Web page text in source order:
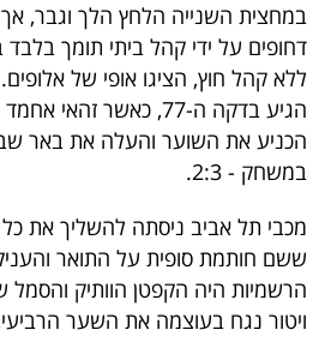
שיתופי
פעולה
דרושים
ניוזלטרים
מייל
במחצית השנייה הלחץ הלך וגבר,
דחופים על ידי קהל ביתי תומך
ללא קהל חוץ, הציגו אופי של
הגיע בדקה ה-77, כאשר
הכניע את השוער והעלה את באר
במשחק - 2:3.
מכבי תל אביב ניסתה להשליך את
ששם חותמת סופית על התואר
הרשמיות היה הקפטן הוותיק והסמל
ויטור נגח בעוצמה את השער הרביעי, שקבע